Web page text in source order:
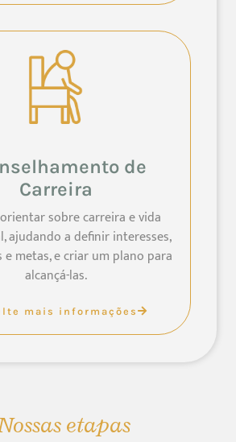
de
Carreira
sobre carreira e vida
ajudando a definir interesses,
metas, e criar um plano para
alcançá-las.
mais informações
etapas